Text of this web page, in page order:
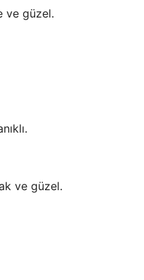
ve güzel.
ve güzel.